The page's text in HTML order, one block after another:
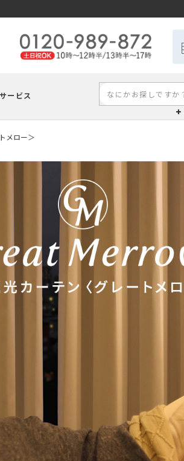
サービス
メロー＞